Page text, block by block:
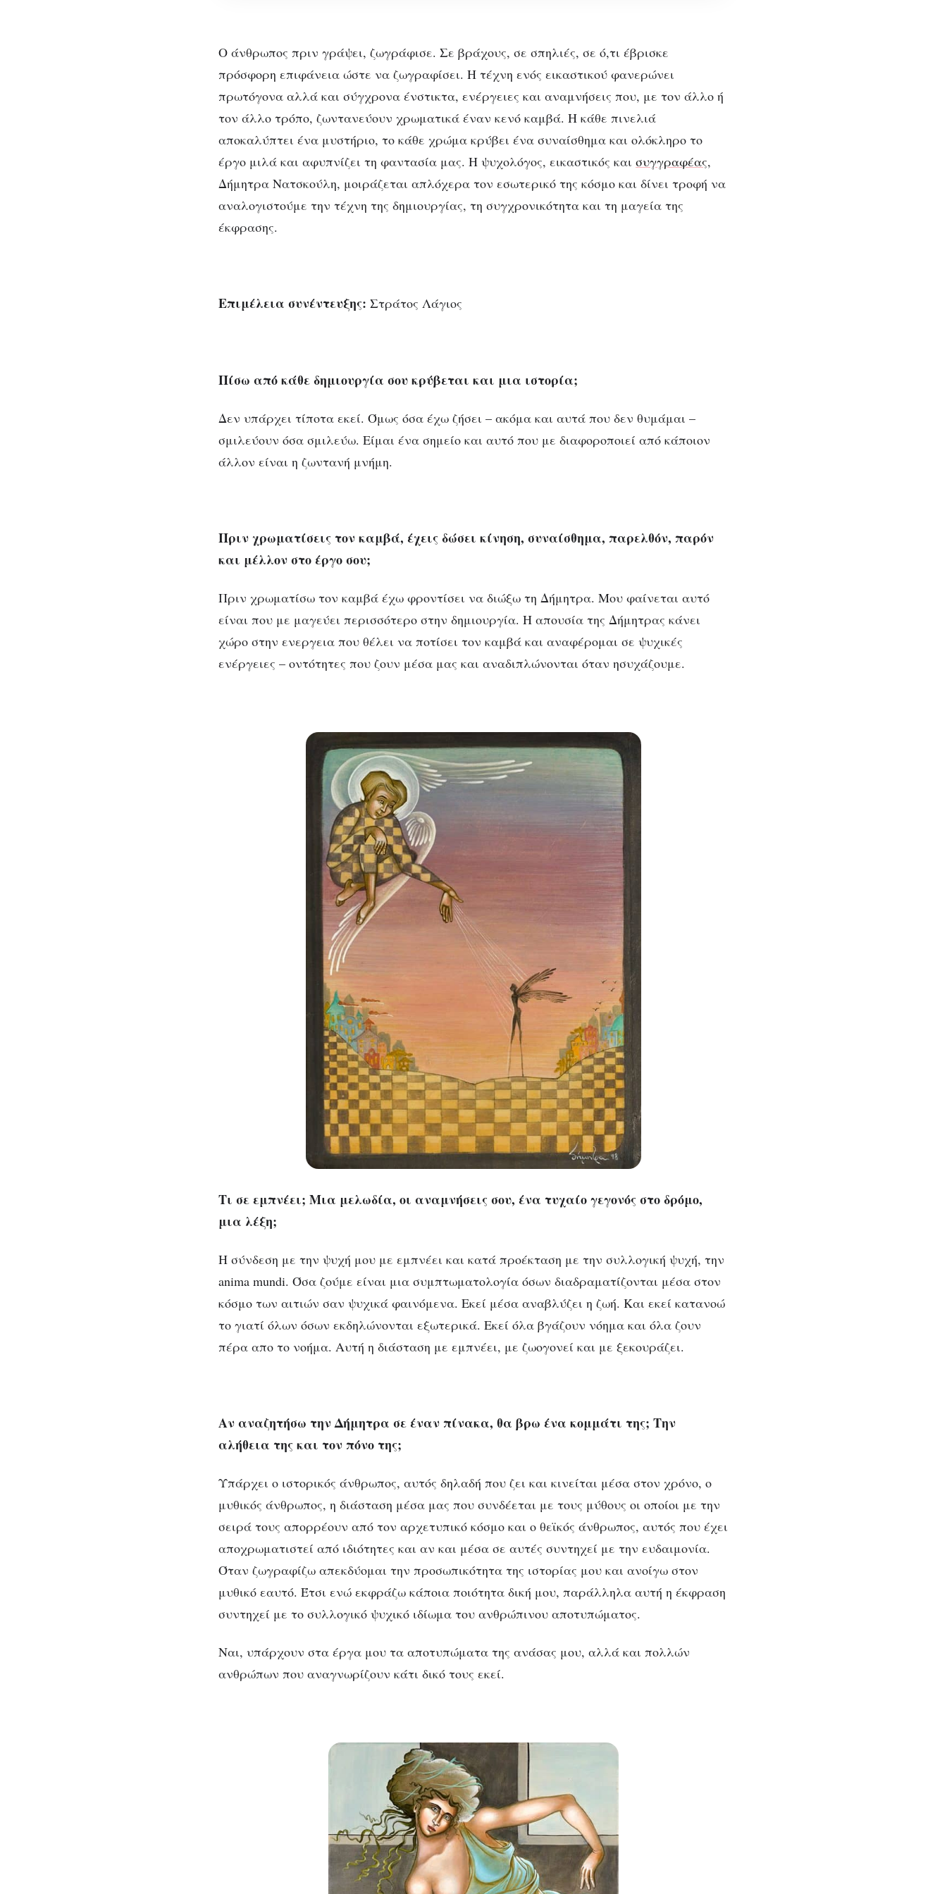
Δήμητρα Νατσκούλη – Ας
κοπάσουν οι αέρηδες που φυσάνε
αέρηδες
που
φυσάνε
μέσα
μου
Ο άνθρωπος πριν γράψει, ζωγράφισε. Σε βράχους, σε σπηλιές, σε ό,τι έβρισκε
πρόσφορη επιφάνεια ώστε να ζωγραφίσει. Η τέχνη ενός εικαστικού φανερώνει
πρωτόγονα αλλά και σύγχρονα ένστικτα, ενέργειες και αναμνήσεις που, με τον άλλο ή
τον άλλο τρόπο, ζωντανεύουν χρωματικά έναν κενό καμβά. Η κάθε πινελιά
αποκαλύπτει ένα μυστήριο, το κάθε χρώμα κρύβει ένα συναίσθημα και ολόκληρο το
έργο μιλά και αφυπνίζει τη φαντασία μας. Η ψυχολόγος, εικαστικός και συγγραφέας,
Δήμητρα Νατσκούλη, μοιράζεται απλόχερα τον εσωτερικό της κόσμο και δίνει τροφή να
αναλογιστούμε την τέχνη της δημιουργίας, τη συγχρονικότητα και τη μαγεία της
έκφρασης.
Επιμέλεια συνέντευξης: Στράτος Λάγιος
Πίσω από κάθε δημιουργία σου κρύβεται και μια ιστορία;
Δεν υπάρχει τίποτα εκεί. Όμως όσα έχω ζήσει – ακόμα και αυτά που δεν θυμάμαι –
σμιλεύουν όσα σμιλεύω. Είμαι ένα σημείο και αυτό που με διαφοροποιεί από κάποιον
άλλον είναι η ζωντανή μνήμη.
Πριν χρωματίσεις τον καμβά, έχεις δώσει κίνηση, συναίσθημα, παρελθόν, παρόν
και μέλλον στο έργο σου;
Πριν χρωματίσω τον καμβά έχω φροντίσει να διώξω τη Δήμητρα. Μου φαίνεται αυτό
είναι που με μαγεύει περισσότερο στην δημιουργία. Η απουσία της Δήμητρας κάνει
χώρο στην ενεργεια που θέλει να ποτίσει τον καμβά και αναφέρομαι σε ψυχικές
ενέργειες – οντότητες που ζουν μέσα μας και αναδιπλώνονται όταν ησυχάζουμε.
Τι σε εμπνέει; Μια μελωδία, οι αναμνήσεις σου, ένα τυχαίο γεγονός στο δρόμο,
μια λέξη;
Η σύνδεση με την ψυχή μου με εμπνέει και κατά προέκταση με την συλλογική ψυχή, την
anima mundi. Όσα ζούμε είναι μια συμπτωματολογία όσων διαδραματίζονται μέσα στον
κόσμο των αιτιών σαν ψυχικά φαινόμενα. Εκεί μέσα αναβλύζει η ζωή. Και εκεί κατανοώ
το γιατί όλων όσων εκδηλώνονται εξωτερικά. Εκεί όλα βγάζουν νόημα και όλα ζουν
πέρα απο το νοήμα. Αυτή η διάσταση με εμπνέει, με ζωογονεί και με ξεκουράζει.
Αν αναζητήσω την Δήμητρα σε έναν πίνακα, θα βρω ένα κομμάτι της; Την
αλήθεια της και τον πόνο της;
Υπάρχει ο ιστορικός άνθρωπος, αυτός δηλαδή που ζει και κινείται μέσα στον χρόνο, ο
μυθικός άνθρωπος, η διάσταση μέσα μας που συνδέεται με τους μύθους οι οποίοι με την
σειρά τους απορρέουν από τον αρχετυπικό κόσμο και ο θεϊκός άνθρωπος, αυτός που έχει
αποχρωματιστεί από ιδιότητες και αν και μέσα σε αυτές συντηχεί με την ευδαιμονία.
Όταν ζωγραφίζω απεκδύομαι την προσωπικότητα της ιστορίας μου και ανοίγω στον
μυθικό εαυτό. Έτσι ενώ εκφράζω κάποια ποιότητα δική μου, παράλληλα αυτή η έκφραση
συντηχεί με το συλλογικό ψυχικό ιδίωμα του ανθρώπινου αποτυπώματος.
Ναι, υπάρχουν στα έργα μου τα αποτυπώματα της ανάσας μου, αλλά και πολλών
ανθρώπων που αναγνωρίζουν κάτι δικό τους εκεί.